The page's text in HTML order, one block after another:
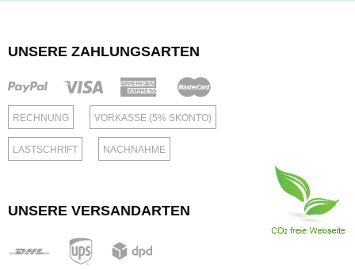
UNSERE ZAHLUNGSARTEN
RECHNUNG VORKASSE (5% SKONTO)
LASTSCHRIFT NACHNAHME
UNSERE VERSANDARTEN